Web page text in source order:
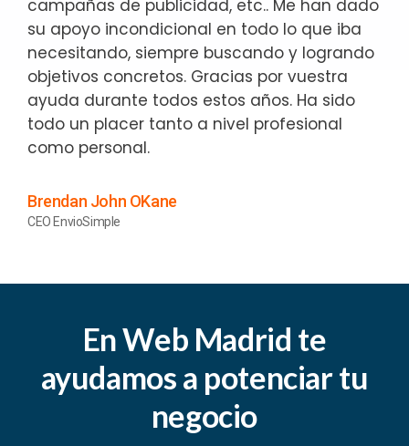
campañas de publicidad, etc.. Me han dado
su apoyo incondicional en todo lo que iba
necesitando, siempre buscando y logrando
objetivos concretos. Gracias por vuestra
ayuda durante todos estos años. Ha sido
todo un placer tanto a nivel profesional
como personal.
Brendan John OKane
CEO EnvioSimple
En Web Madrid te
ayudamos a potenciar tu
negocio